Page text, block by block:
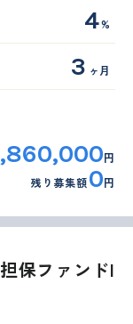
4%
3 ヶ月
円
残り募集額0円
保ファンドI